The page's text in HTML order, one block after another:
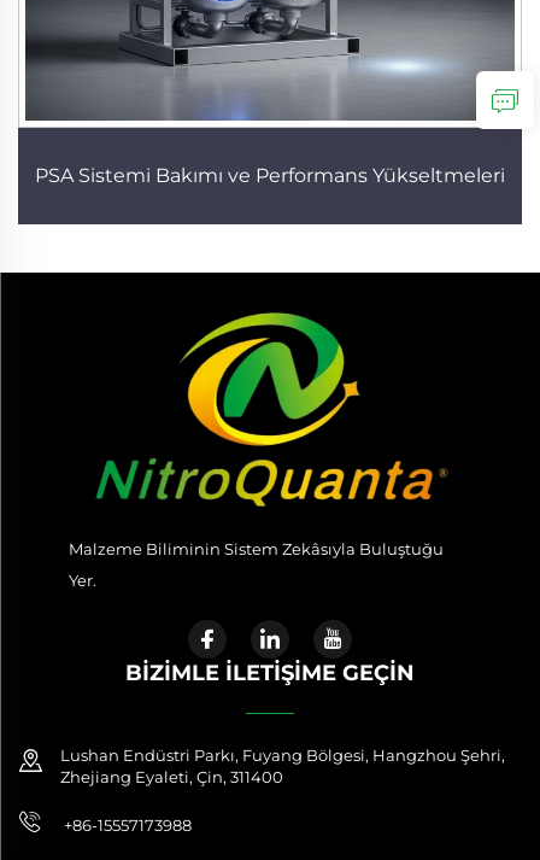
PSA Sistemi Bakımı ve Performans Yükseltmeleri
Malzeme Biliminin Sistem Zekâsıyla Buluştuğu
Yer.
BİZİMLE İLETİŞİME GEÇİN
Lushan Endüstri Parkı, Fuyang Bölgesi, Hangzhou Şehri,
Zhejiang Eyaleti, Çin, 311400
+86-15557173988